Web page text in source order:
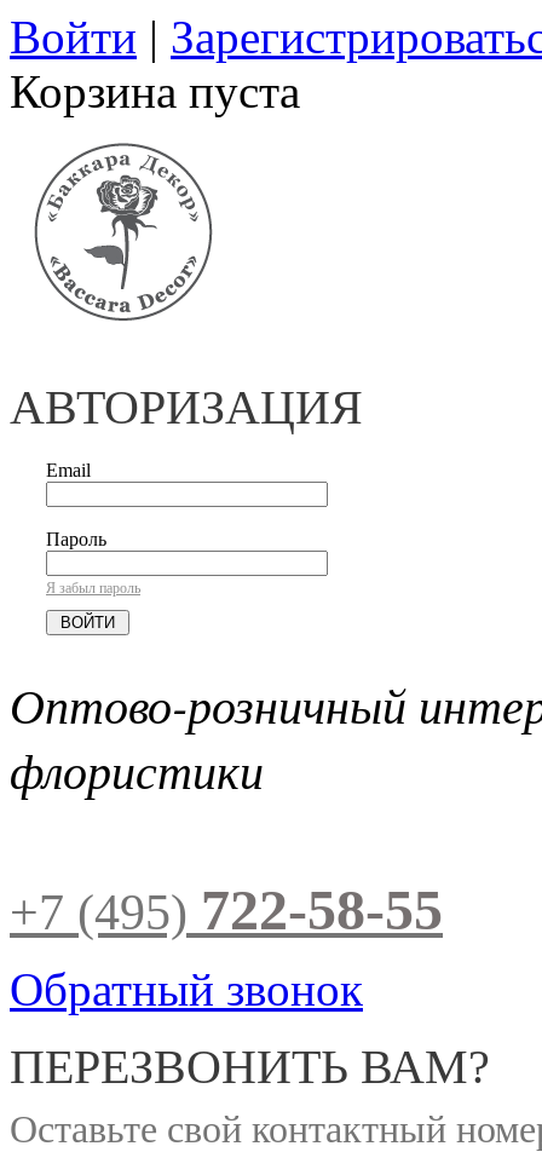
Войти |
Корзина пуста
АВТОРИЗАЦИЯ
Email
Пароль
Я забыл пароль
Оптово-розничный
флористики
+7 (495) 722-58-55
Обратный звонок
ПЕРЕЗВОНИТЬ ВАМ?
Оставьте свой контактный